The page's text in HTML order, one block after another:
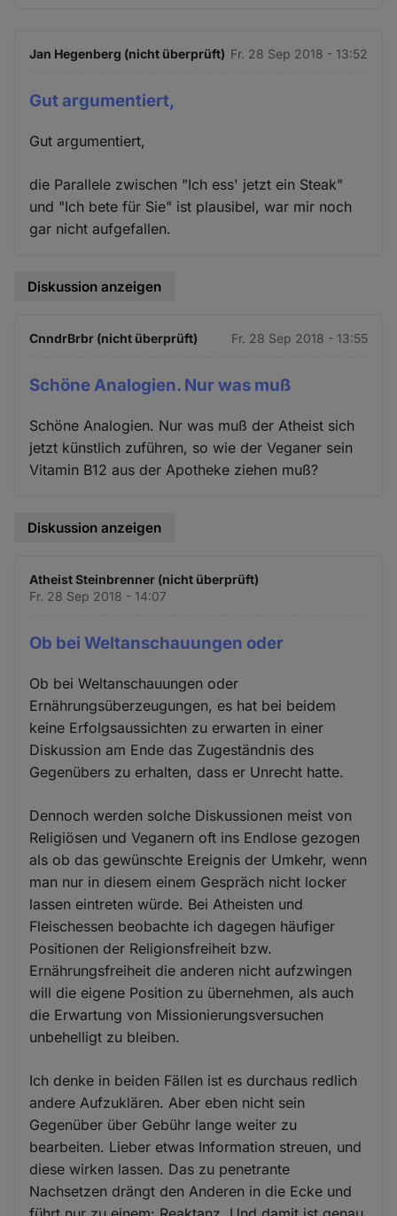
Jan Hegenberg (nicht überprüft) Fr. 28 Sep 2018 - 13:52
Gut argumentiert,
Gut argumentiert,
die Parallele zwischen "Ich ess' jetzt ein Steak"
und "Ich bete für Sie" ist plausibel, war mir noch
gar nicht aufgefallen.
Diskussion anzeigen
CnndrBrbr (nicht überprüft) Fr. 28 Sep 2018 - 13:55
Schöne Analogien. Nur was muß
Schöne Analogien. Nur was muß der Atheist sich
jetzt künstlich zuführen, so wie der Veganer sein
Vitamin B12 aus der Apotheke ziehen muß?
Diskussion anzeigen
Atheist Steinbrenner (nicht überprüft)
Fr. 28 Sep 2018 - 14:07
Ob bei Weltanschauungen oder
Ob bei Weltanschauungen oder
Ernährungsüberzeugungen, es hat bei beidem
keine Erfolgsaussichten zu erwarten in einer
Diskussion am Ende das Zugeständnis des
Gegenübers zu erhalten, dass er Unrecht hatte.
Dennoch werden solche Diskussionen meist von
Religiösen und Veganern oft ins Endlose gezogen
als ob das gewünschte Ereignis der Umkehr, wenn
man nur in diesem einem Gespräch nicht locker
lassen eintreten würde. Bei Atheisten und
Fleischessen beobachte ich dagegen häufiger
Positionen der Religionsfreiheit bzw.
Ernährungsfreiheit die anderen nicht aufzwingen
will die eigene Position zu übernehmen, als auch
die Erwartung von Missionierungsversuchen
unbehelligt zu bleiben.
Ich denke in beiden Fällen ist es durchaus redlich
andere Aufzuklären. Aber eben nicht sein
Gegenüber über Gebühr lange weiter zu
bearbeiten. Lieber etwas Information streuen, und
diese wirken lassen. Das zu penetrante
Nachsetzen drängt den Anderen in die Ecke und